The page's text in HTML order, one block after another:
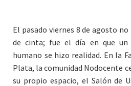
El pasado viernes 8 de agosto
de cinta; fue el día en que un
humano se hizo realidad. En la
Plata, la comunidad Nodocente
su propio espacio, el Salón de